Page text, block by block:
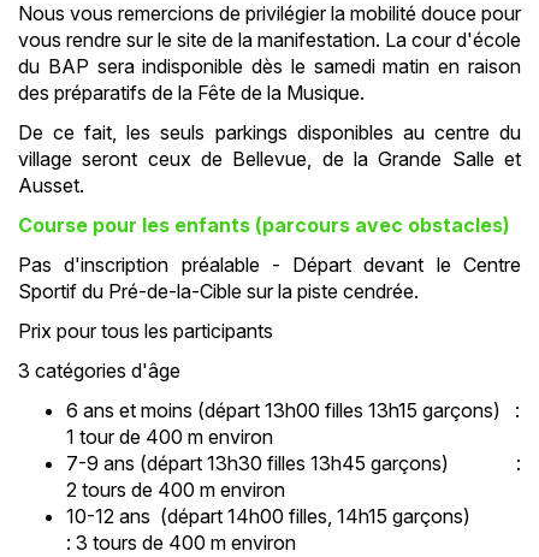
Nous vous remercions de privilégier la mobilité douce pour
vous rendre sur le site de la manifestation. La cour d'école
du BAP sera indisponible dès le samedi matin en raison
des préparatifs de la Fête de la Musique.
De ce fait, les seuls parkings disponibles au centre du
village seront ceux de Bellevue, de la Grande Salle et
Ausset.
Course pour les enfants (parcours avec obstacles)
Pas d'inscription préalable - Départ devant le Centre
Sportif du Pré-de-la-Cible sur la piste cendrée.
Prix pour tous les participants
3 catégories d'âge
6 ans et moins (départ 13h00 filles 13h15 garçons) :
1 tour de 400 m environ
7-9 ans (départ 13h30 filles 13h45 garçons) :
2 tours de 400 m environ
10-12 ans (départ 14h00 filles, 14h15 garçons)
: 3 tours de 400 m environ